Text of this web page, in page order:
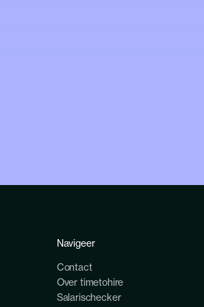
Navigeer
Contact
Over timetohire
Salarischecker